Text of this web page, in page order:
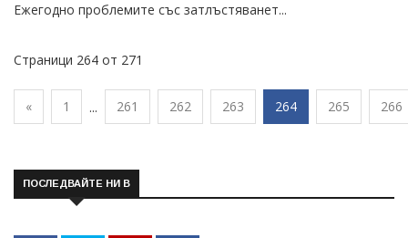
Ежегодно проблемите със затлъстяванет...
Страници 264 от 271
« 1 ... 261 262 263 264 265 266
ПОСЛЕДВАЙТЕ НИ В